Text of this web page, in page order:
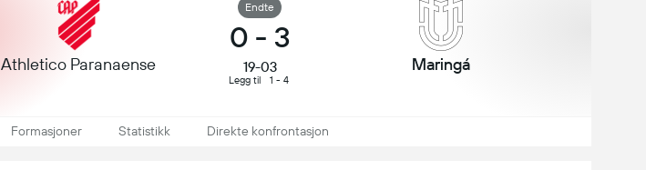
Athletico Paranaense
Endte
0 - 3
19-03
Legg til 1 - 4
Maringá
Formasjoner Statistikk Direkte konfrontasjon